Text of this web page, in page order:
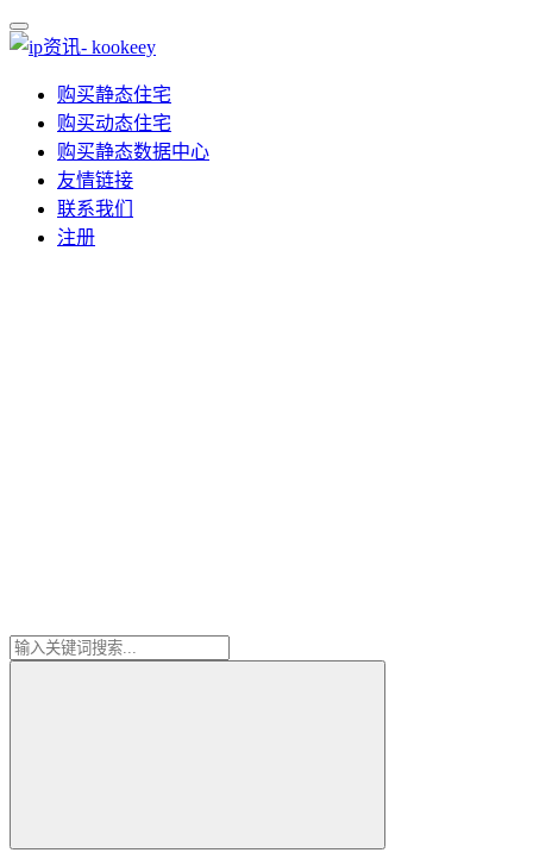
购买静态住宅
购买动态住宅
购买静态数据中心
友情链接
联系我们
注册